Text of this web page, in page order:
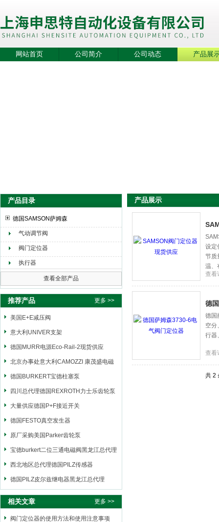
上海申思特自动化设备有限公司
网站首页 公司简介 公司动态 产品展
产品目录
德国SAMSON萨姆森
气动调节阀
阀门定位器
执行器
查看全部产品
推荐产品 更多 >>
美国E+E减压阀
意大利UNIVER支架
德国MURR电源Eco-Rail-2现货供应
北京办事处意大利CAMOZZI 康茂盛电磁
阀
德国BURKERT宝德柱塞泵
四川总代理德国REXROTH力士乐齿轮泵
大量供应德国P+F接近开关
德国FESTO真空发生器
原厂采购美国Parker齿轮泵
宝德burkert二位三通电磁阀黑龙江总代理
西北地区总代理德国PILZ传感器
德国PILZ皮尔兹继电器黑龙江总代理
相关文章 更多 >>
阀门定位器的使用方法和使用注意事项
产品展示
设定
节质
温、
较大
查看
德
德国
空分
行器
查看
共 2